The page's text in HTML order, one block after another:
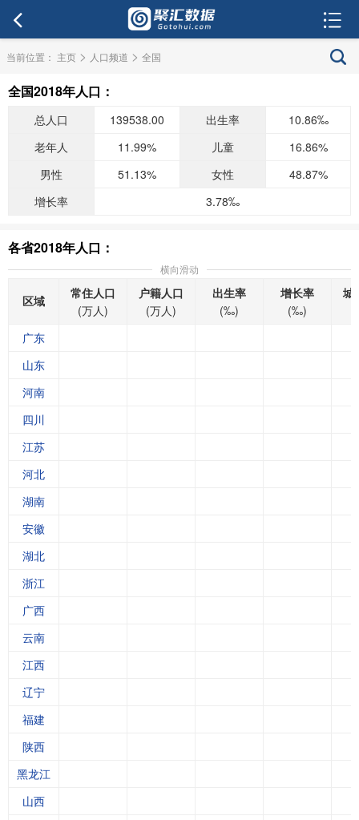
当前位置： 主页 > 人口频道 > 全国
全国2018年人口：
总人口 139538.00 出生率
10.86‰
老年人
11.99% 儿童
16.86%
男性
51.13% 女性
48.87%
增长率
3.78‰
各省2018年人口：
横向滑动
区域
常住人口
(万人)
户籍人口
(万人)
出生率
(‰)
增长率
(‰)
城
广东
山东
河南
四川
江苏
河北
湖南
安徽
湖北
浙江
广西
云南
江西
辽宁
福建
陕西
黑龙江
山西